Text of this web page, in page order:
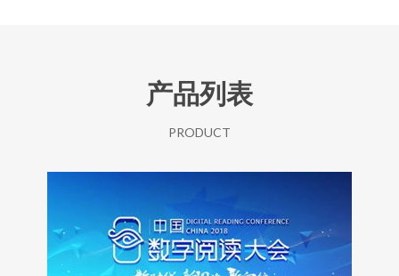
产品列表
PRODUCT